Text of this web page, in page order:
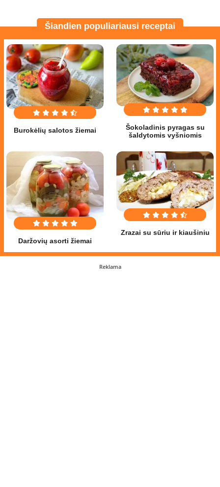
Šiandien populiariausi receptai
Burokėlių salotos žiemai
Šokoladinis pyragas su
šaldytomis vyšniomis
Daržovių asorti žiemai
Zrazai su sūriu ir kiaušiniu
Reklama